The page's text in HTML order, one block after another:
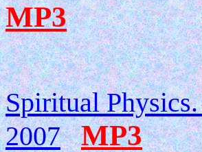
MP3
Spiritual
2007
MP3